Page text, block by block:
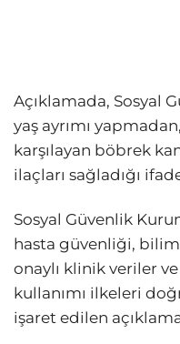
Açıklamada, Sosyal
yaş ayrımı
karşılayan böbrek
ilaçları sağladığı
Sosyal Güvenlik
hasta güvenliği,
onaylı klinik veriler
kullanımı ilkeleri
işaret edilen